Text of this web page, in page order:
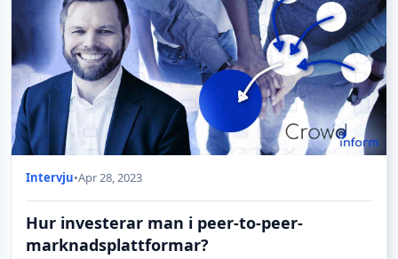
Intervju•Apr 28, 2023
Hur investerar man i peer-to-peer-
marknadsplattformar?